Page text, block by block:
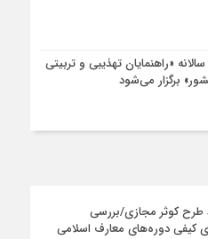
«راهنمایان تهذیبی و تربیتی
برگزار می‌شود
طرح کوثر مجازی/بررسی
کیفی دوره‌های معارف اسلامی